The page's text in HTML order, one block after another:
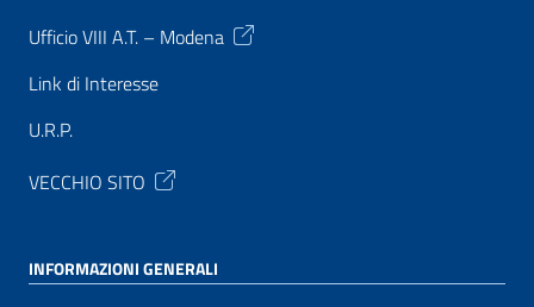
Ufficio VIII A.T. – Modena
Link di Interesse
U.R.P.
VECCHIO SITO
INFORMAZIONI GENERALI